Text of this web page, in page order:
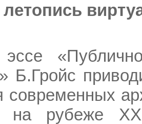
Б.Гройс
современных
на рубеже